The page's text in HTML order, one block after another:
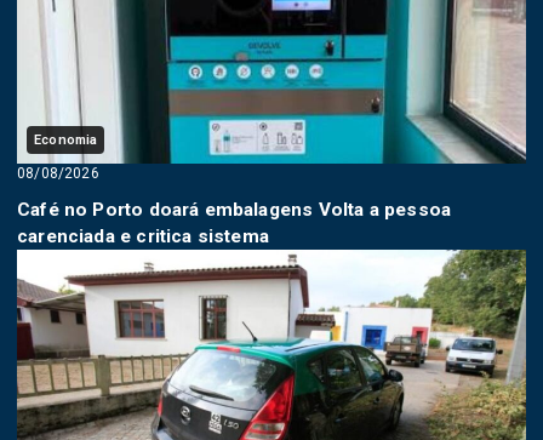
Economia
08/08/2026
Café no Porto doará embalagens Volta a pessoa
carenciada e critica sistema